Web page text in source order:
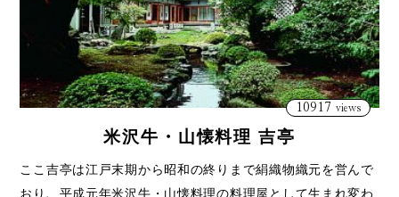
10917 views
米沢牛・山懐料理 吉亭
ここ吉亭は江戸末期から昭和の終りまで絹織物織元を営んで
おり、平成元年米沢牛・山懐料理の料理屋として生まれ変わ